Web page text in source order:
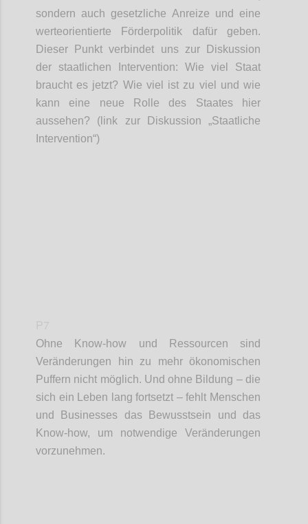
sondern auch gesetzliche Anreize und eine
werteorientierte
Förderpolitik dafür geben.
Dieser Punkt verbindet uns zur
Diskussion
der staatlichen Intervention: Wie viel Staat
braucht es jetzt? Wie viel ist zu viel und wie
kann eine neue Rolle des Staates hier
aussehen? (link zur Diskussion „Staatliche
Intervention“)
Ohne Know-how und Ressourcen sind
Veränderungen hin zu mehr ökonomischen
Puffern nicht möglich. Und ohne Bildung – die
sich ein Leben lang fortsetzt – fehlt Menschen
und
Businesses das Bewusstsein und
das
Know-how, um notwendige Veränderungen
vorzunehmen.